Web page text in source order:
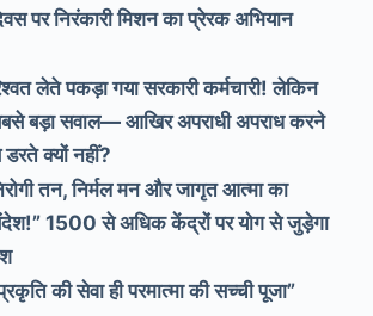
पर निरंकारी मिशन का प्रेरक अभियान
लेते पकड़ा गया सरकारी कर्मचारी! लेकिन
बड़ा सवाल— आखिर अपराधी अपराध करने
क्यों नहीं?
तन, निर्मल मन और जागृत आत्मा का
1500 से अधिक केंद्रों पर योग से जुड़ेगा
की सेवा ही परमात्मा की सच्ची पूजा”